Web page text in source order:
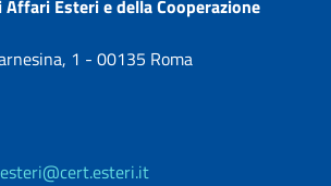
Esteri e della Cooperazione
1 - 00135 Roma